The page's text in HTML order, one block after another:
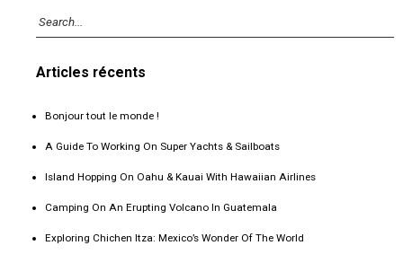
Articles récents
Bonjour tout le monde !
A Guide To Working On Super Yachts & Sailboats
Island Hopping On Oahu & Kauai With Hawaiian Airlines
Camping On An Erupting Volcano In Guatemala
Exploring Chichen Itza: Mexico’s Wonder Of The World